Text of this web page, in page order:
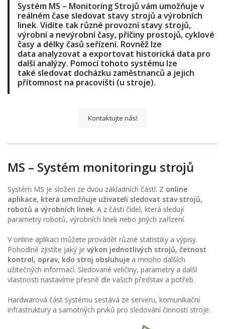
Systém MS – Monitoring Strojů vám umožňuje v
reálném čase sledovat stavy strojů a výrobních
linek. Vidíte tak různé provoznístavy strojů,
výrobní a nevýrobní časy, příčiny prostojů, cyklové
časy a délky časů seřízení. Rovněž lze
data analyzovat a exportovat historická data pro
další analýzy. Pomocí tohoto systému lze
také sledovat docházku zaměstnanců a jejich
přítomnost na pracovišti (u stroje).
Kontaktujte nás!
MS – Systém monitoringu strojů
Systém MS je složen ze dvou základních částí. Z online
aplikace, která umožňuje uživateli sledovat stav strojů,
robotů a výrobních linek. A z části čidel, která sledují
parametry robotů, výrobních linek nebo jiných zařízení.
V online aplikaci můžete provádět různé statistiky a výpisy.
Pohodlně zjistíte jaký je výkon jednotlivých strojů, četnost
kontrol, oprav, kdo stroj obsluhuje a mnoho dalších
užitečných informací. Sledované veličiny, parametry a další
vlastnosti nastavíme přesně dle vašich představ a potřeb.
Hardwarová část systému sestává ze serveru, komunikační
infrastruktury a samotných prvků pro sledování činnosti stroje.